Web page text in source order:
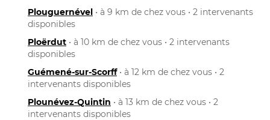
Plouguernével • à 9 km de chez vous • 2 intervenants
disponibles
Ploërdut • à 10 km de chez vous • 2 intervenants
disponibles
Guémené-sur-Scorff• à 12 km de chez vous • 2
intervenants disponibles
Plounévez-Quintin • à 13 km de chez vous • 2
intervenants disponibles